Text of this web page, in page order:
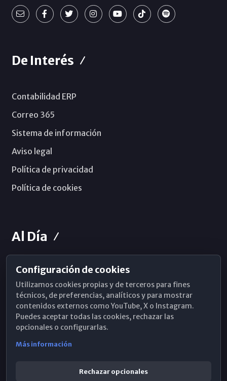
De Interés
Contabilidad ERP
Correo 365
Sistema de información
Aviso legal
Política de privacidad
Política de cookies
Al Día
Horarios de Misa
Hemeroteca
WhatsApp
Configuración de cookies
Utilizamos cookies propias y de terceros para fines
técnicos, de preferencias, analíticos y para mostrar
contenidos externos como YouTube, X o Instagram.
Puedes aceptar todas las cookies, rechazar las
opcionales o configurarlas.
Más información
Rechazar opcionales